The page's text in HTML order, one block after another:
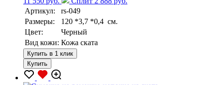
Артикул:
rs-049
Размеры:
120 *3,7 *0,4 см.
Цвет:
Черный
Вид кожи: Кожа ската
Купить в 1 клик
Купить